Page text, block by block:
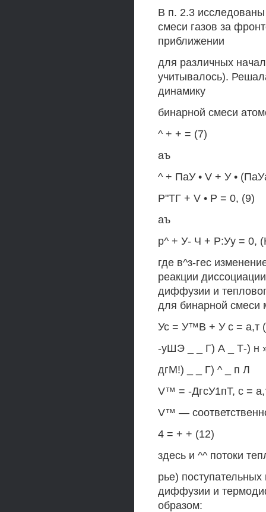
В п. 2.3
смеси газов за
приближении
для различных
учитывалось).
динамику
бинарной смеси
^ + + = (7)
аъ
^ + ПаУ • V + У •
Р"ТГ + V • Р = 0, (9)
аъ
р^ + У- Ч + Р:Уу = 0,
где в^з-гес
реакции
диффузии и
для бинарной смеси
Ус = У™В + У с = а,т
-уШЭ _ _ Г) А _ Т-) н
дгМ!) _ _ Г) ^ _ п Л
V™ = -ДгсУ1пТ, с =
V™ —
4 = + + (12)
здесь и ^^ потоки
рье)
диффузии и
образом: